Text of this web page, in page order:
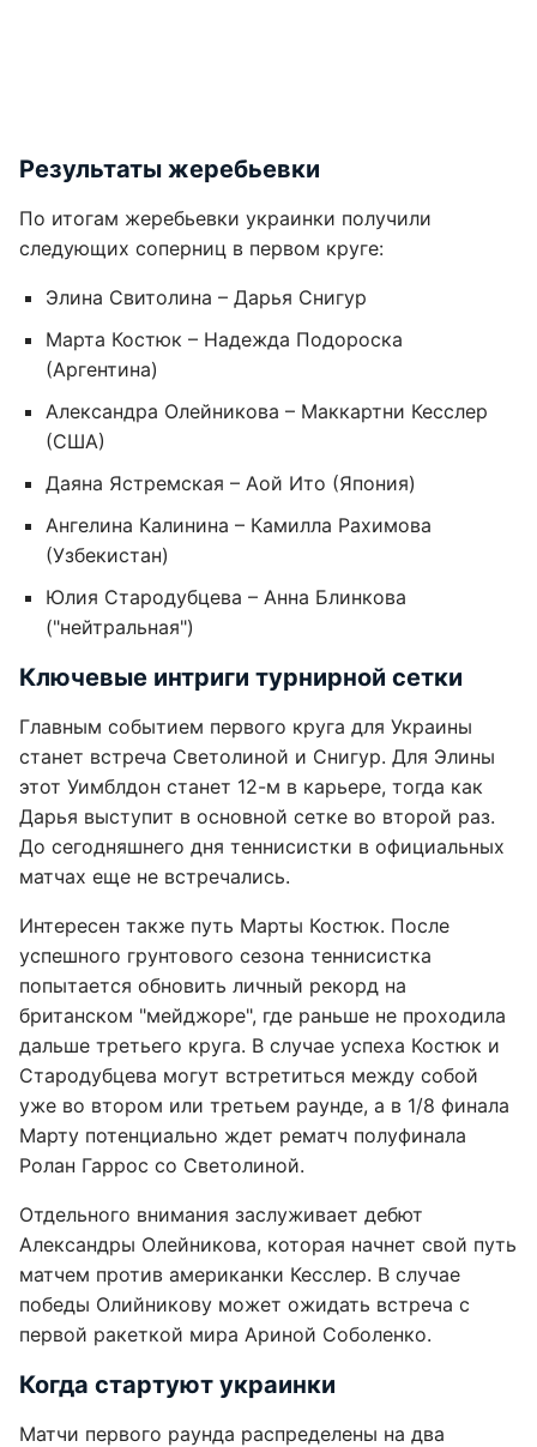
Результаты жеребьевки
По итогам жеребьевки украинки получили
следующих соперниц в первом круге:
Элина Свитолина – Дарья Снигур
Марта Костюк – Надежда Подороска
(Аргентина)
Александра Олейникова – Маккартни Кесслер
(США)
Даяна Ястремская – Аой Ито (Япония)
Ангелина Калинина – Камилла Рахимова
(Узбекистан)
Юлия Стародубцева – Анна Блинкова
("нейтральная")
Ключевые интриги турнирной сетки
Главным событием первого круга для Украины
станет встреча Светолиной и Снигур. Для Элины
этот Уимблдон станет 12-м в карьере, тогда как
Дарья выступит в основной сетке во второй раз.
До сегодняшнего дня теннисистки в официальных
матчах еще не встречались.
Интересен также путь Марты Костюк. После
успешного грунтового сезона теннисистка
попытается обновить личный рекорд на
британском "мейджоре", где раньше не проходила
дальше третьего круга. В случае успеха Костюк и
Стародубцева могут встретиться между собой
уже во втором или третьем раунде, а в 1/8 финала
Марту потенциально ждет рематч полуфинала
Ролан Гаррос со Светолиной.
Отдельного внимания заслуживает дебют
Александры Олейникова, которая начнет свой путь
матчем против американки Кесслер. В случае
победы Олийникову может ожидать встреча с
первой ракеткой мира Ариной Соболенко.
Когда стартуют украинки
Матчи первого раунда распределены на два